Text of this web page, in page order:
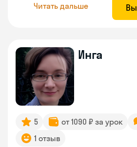
Читать дальше
Инга
5 от 1090 ₽ за урок
1 отзыв